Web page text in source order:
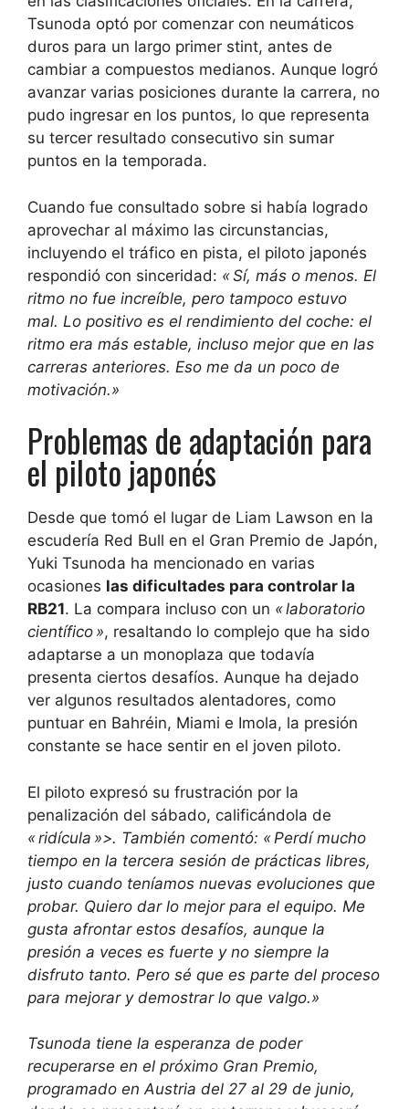
Tsunoda optó por comenzar con neumáticos
duros para un largo primer stint, antes de
cambiar a compuestos medianos. Aunque logró
avanzar varias posiciones durante la carrera, no
pudo ingresar en los puntos, lo que representa
su tercer resultado consecutivo sin sumar
puntos en la temporada.
Cuando fue consultado sobre si había logrado
aprovechar al máximo las circunstancias,
incluyendo el tráfico en pista, el piloto japonés
respondió con sinceridad: « Sí, más o menos. El
ritmo no fue increíble, pero tampoco estuvo
mal. Lo positivo es el rendimiento del coche: el
ritmo era más estable, incluso mejor que en las
carreras anteriores. Eso me da un poco de
motivación.»
Problemas de adaptación para
el piloto japonés
Desde que tomó el lugar de Liam Lawson en la
escudería Red Bull en el Gran Premio de Japón,
Yuki Tsunoda ha mencionado en varias
ocasiones las dificultades para controlar la
RB21. La compara incluso con un « laboratorio
científico », resaltando lo complejo que ha sido
adaptarse a un monoplaza que todavía
presenta ciertos desafíos. Aunque ha dejado
ver algunos resultados alentadores, como
puntuar en Bahréin, Miami e Imola, la presión
constante se hace sentir en el joven piloto.
El piloto expresó su frustración por la
penalización del sábado, calificándola de
« ridícula »>. También comentó: « Perdí mucho
tiempo en la tercera sesión de prácticas libres,
justo cuando teníamos nuevas evoluciones que
probar. Quiero dar lo mejor para el equipo. Me
gusta afrontar estos desafíos, aunque la
presión a veces es fuerte y no siempre la
disfruto tanto. Pero sé que es parte del proceso
para mejorar y demostrar lo que valgo.»
Tsunoda tiene la esperanza de poder
recuperarse en el próximo Gran Premio,
programado en Austria del 27 al 29 de junio,